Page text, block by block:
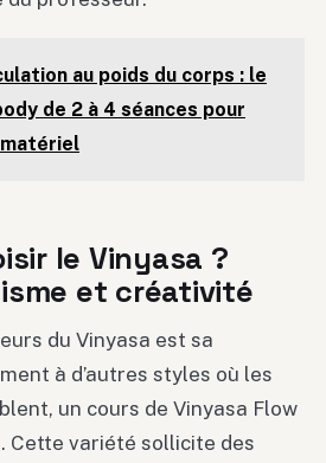
au poids du corps : le
de 2 à 4 séances pour
le Vinyasa ?
et créativité
du Vinyasa est sa
à d’autres styles où les
un cours de Vinyasa Flow
Cette variété sollicite des